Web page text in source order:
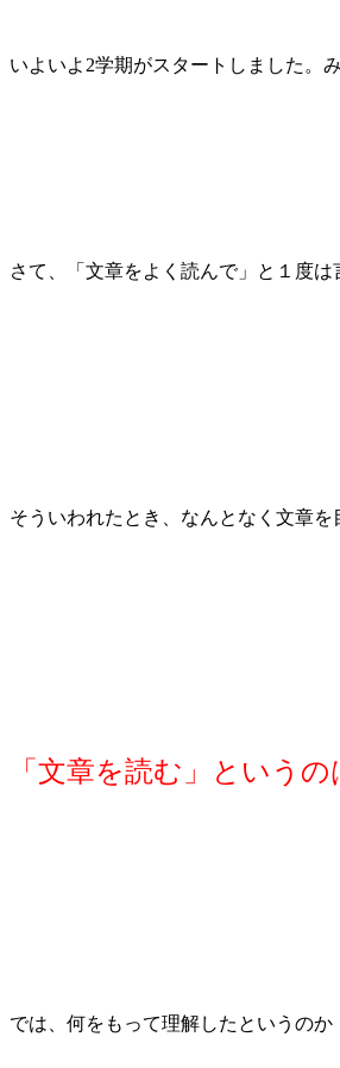
いよいよ2学期がスタートしました。
さて、「文章をよく読んで」と１度
そういわれたとき、なんとなく文章
「文章を読む」という
では、何をもって理解したというのか